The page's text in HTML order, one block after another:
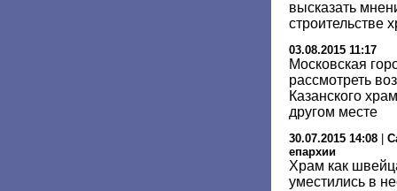
высказать
строительстве
03.08.2015 11:17
Московская
рассмотреть
Казанского
другом месте
30.07.2015 14:08
епархии
Храм как
уместились в